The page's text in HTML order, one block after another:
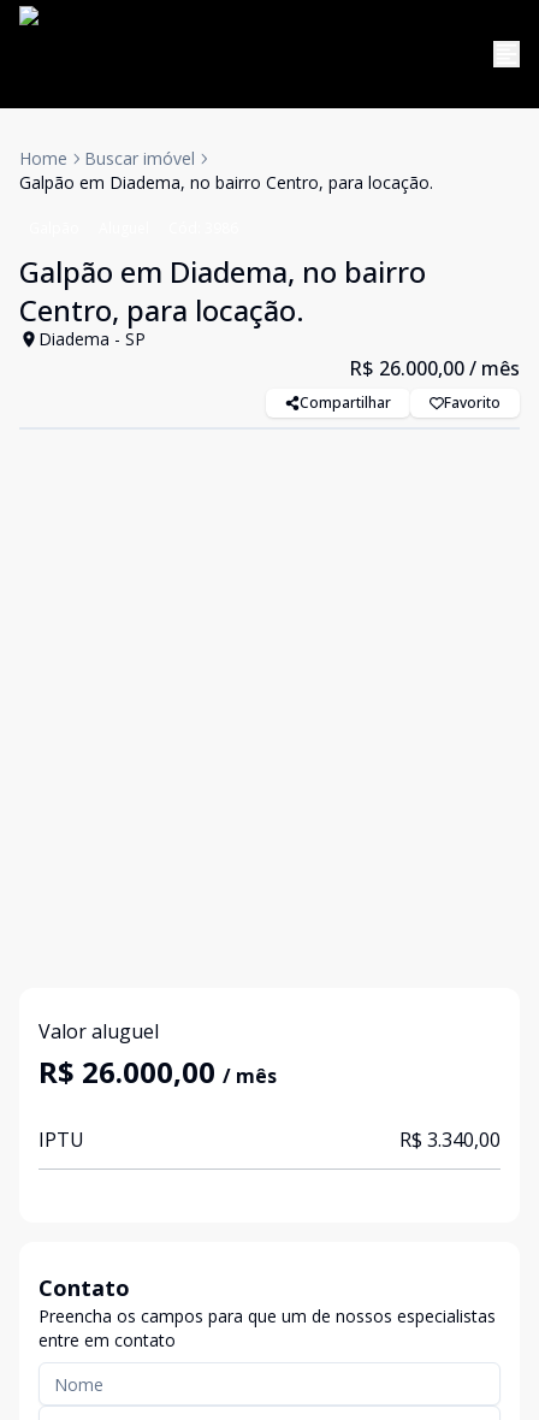
Home
Buscar imóvel
Galpão em Diadema, no bairro Centro, para locação.
Galpão em Diadema, no bairro
Centro, para locação.
Diadema - SP
R$ 26.000,00/ mês
Compartilhar Favorito
Valor aluguel
R$ 26.000,00 / mês
IPTU R$ 3.340,00
Contato
Preencha os campos para que um de nossos especialistas
entre em contato